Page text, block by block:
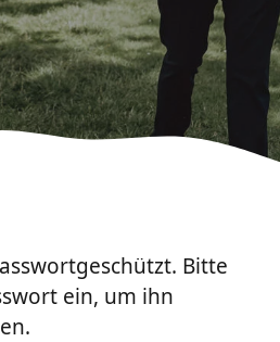
Bitte
ein, um ihn